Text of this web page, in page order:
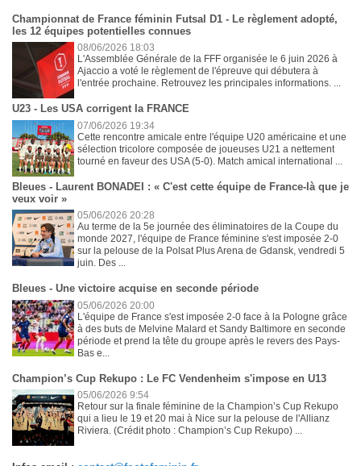
Championnat de France féminin Futsal D1 - Le règlement adopté,
les 12 équipes potentielles connues
08/06/2026 18:03
L'Assemblée Générale de la FFF organisée le 6 juin 2026 à
Ajaccio a voté le règlement de l'épreuve qui débutera à
l'entrée prochaine. Retrouvez les principales informations. ...
U23 - Les USA corrigent la FRANCE
07/06/2026 19:34
Cette rencontre amicale entre l'équipe U20 américaine et une
sélection tricolore composée de joueuses U21 a nettement
tourné en faveur des USA (5-0). Match amical international ...
Bleues - Laurent BONADEI : « C'est cette équipe de France-là que je
veux voir »
05/06/2026 20:28
Au terme de la 5e journée des éliminatoires de la Coupe du
monde 2027, l'équipe de France féminine s'est imposée 2-0
sur la pelouse de la Polsat Plus Arena de Gdansk, vendredi 5
juin. Des ...
Bleues - Une victoire acquise en seconde période
05/06/2026 20:00
L'équipe de France s'est imposée 2-0 face à la Pologne grâce
à des buts de Melvine Malard et Sandy Baltimore en seconde
période et prend la tête du groupe après le revers des Pays-
Bas e...
Champion’s Cup Rekupo : Le FC Vendenheim s'impose en U13
05/06/2026 9:54
Retour sur la finale féminine de la Champion’s Cup Rekupo
qui a lieu le 19 et 20 mai à Nice sur la pelouse de l'Allianz
Riviera. (Crédit photo : Champion’s Cup Rekupo) ...